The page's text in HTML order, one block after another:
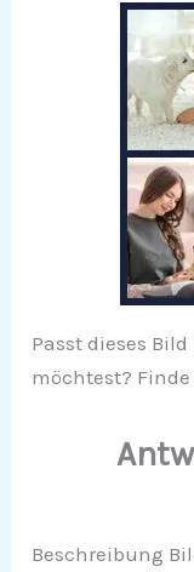
Passt dieses
möchtest?
Beschreibung